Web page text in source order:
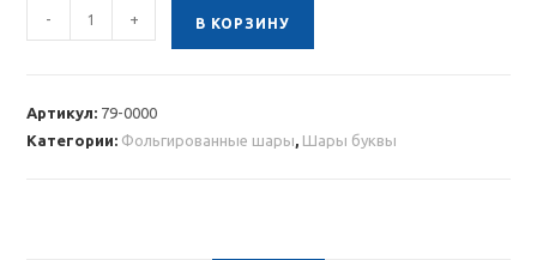
Количество
товара
- + В КОРЗИНУ
Артикул: 79-0000
Категории: Фольгированные шары, Шары буквы